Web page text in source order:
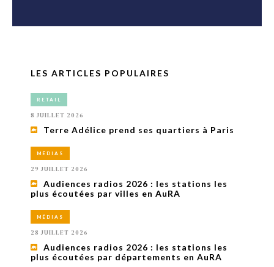
LES ARTICLES POPULAIRES
RETAIL
8 JUILLET 2026
Terre Adélice prend ses quartiers à Paris
MÉDIAS
29 JUILLET 2026
Audiences radios 2026 : les stations les
plus écoutées par villes en AuRA
MÉDIAS
28 JUILLET 2026
Audiences radios 2026 : les stations les
plus écoutées par départements en AuRA